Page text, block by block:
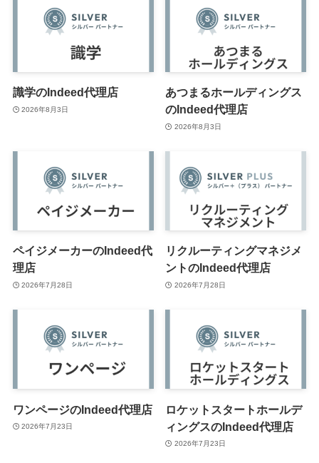
識学のIndeed代理店
2026年8月3日
あつまるホールディングス
のIndeed代理店
2026年8月3日
ペイジメーカーのIndeed代
理店
2026年7月28日
リクルーティングマネジメ
ントのIndeed代理店
2026年7月28日
ワンページのIndeed代理店
2026年7月23日
ロケットスタートホールデ
ィングスのIndeed代理店
2026年7月23日